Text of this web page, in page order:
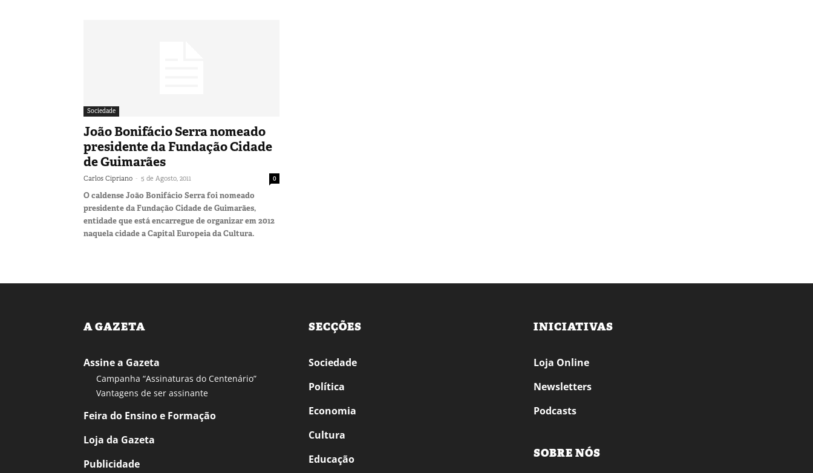
Sociedade
João Bonifácio Serra nomeado
presidente da Fundação Cidade
de Guimarães
Carlos Cipriano - 5 de Agosto, 2011 0
O caldense João Bonifácio Serra foi nomeado
presidente da Fundação Cidade de Guimarães,
entidade que está encarregue de organizar em 2012
naquela cidade a Capital Europeia da Cultura.
A GAZETA
Assine a Gazeta
Campanha “Assinaturas do Centenário”
Vantagens de ser assinante
Feira do Ensino e Formação
Loja da Gazeta
Publicidade
SECÇÕES
Sociedade
Política
Economia
Cultura
Educação
INICIATIVAS
Loja Online
Newsletters
Podcasts
SOBRE NÓS